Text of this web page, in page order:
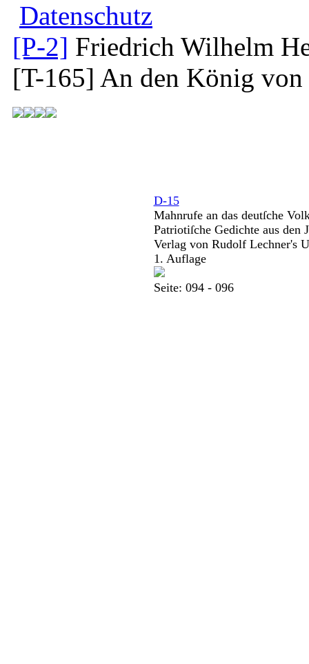
Datenschutz
[P-2] Friedrich Wilhelm
[T-165] An den König von
D-15
Mahnrufe an das deutſche
Patriotiſche Gedichte aus den
Verlag von Rudolf Lechner's
1. Auflage
Seite: 094 - 096